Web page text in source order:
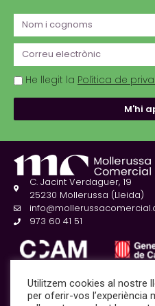
He llegit la Política de
M'hi
C. Jacint Verdaguer, 19
25230 Mollerussa (Lleida)
973 60 41 51
Utilitzem cookies al nostre
per oferir-vos l’experiència